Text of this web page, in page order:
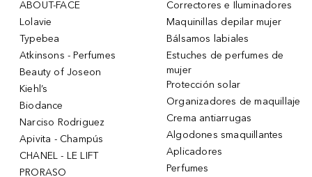
ABOUT-FACE
Lolavie
Typebea
Atkinsons - Perfumes
Beauty of Joseon
Kiehl’s
Biodance
Narciso Rodriguez
Apivita - Champús
CHANEL - LE LIFT
PRORASO
Correctores e Iluminadores
Maquinillas depilar mujer
Bálsamos labiales
Estuches de perfumes de
mujer
Protección solar
Organizadores de maquillaje
Crema antiarrugas
Algodones smaquillantes
Aplicadores
Perfumes